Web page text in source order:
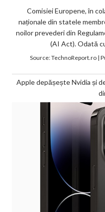
Comisiei Europene, în
naționale din statele
noilor prevederi din
(AI Act). Odată
Source:TechnoReport.ro|
Apple depășește Nvidia și